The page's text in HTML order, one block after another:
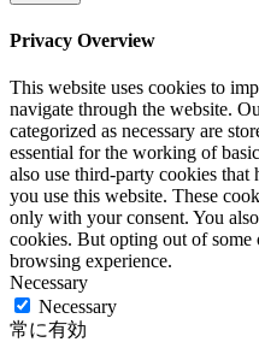
Privacy Overview
This website uses cookies to
navigate through the website.
categorized as necessary are
essential for the working of
also use third-party cookies that
you use this website. These
only with your consent. You
cookies. But opting out of
browsing experience.
Necessary
Necessary
常に有効